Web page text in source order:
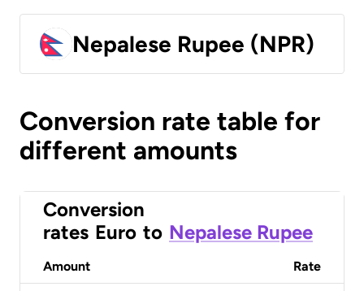
Nepalese Rupee (NPR)
Conversion rate table for
different amounts
Conversion
rates Euro to Nepalese Rupee
Amount Rate